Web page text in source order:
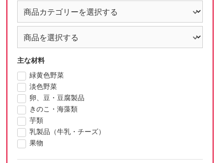
主な材料
緑黄色野菜
淡色野菜
卵、豆・豆腐製品
きのこ・海藻類
芋類
乳製品（牛乳・チーズ）
果物